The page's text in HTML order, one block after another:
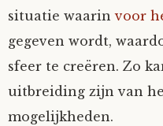
situatie waarinvoor
gegeven wordt,
sfeer te creëren. Zo
uitbreiding zijn van
mogelijkheden.